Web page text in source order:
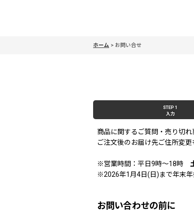
ホーム > お問い合せ
STEP 1
入力
商品に関するご質問・売り切
ご注文後のお届け先ご住所変
※営業時間：平日9時〜18時
※2026年1月4日(日)まで年末年
お問い合わせの前に